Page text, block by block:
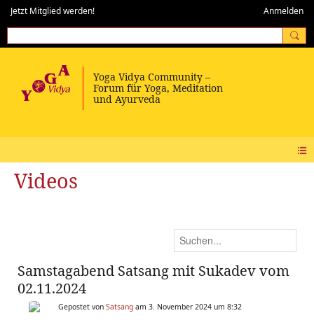
Jetzt Mitglied werden! Anmelden
Videos
Samstagabend Satsang mit Sukadev vom
02.11.2024
Gepostet von Satsang am 3. November 2024 um 8:32